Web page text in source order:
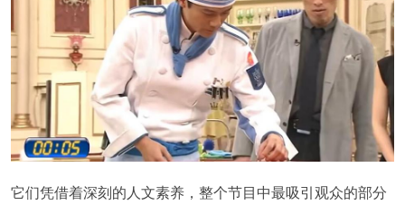
它们凭借着深刻的人文素养，整个节目中最吸引观众的部分